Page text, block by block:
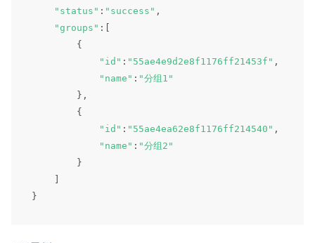
"status" : "success" ,
"groups" :
{
"id" : "55ae4e9d2e8f1176ff21453f" ,
"name" : "分组1"
} ,
{
"id" : "55ae4ea62e8f1176ff214540" ,
"name" : "分组2"
}
}